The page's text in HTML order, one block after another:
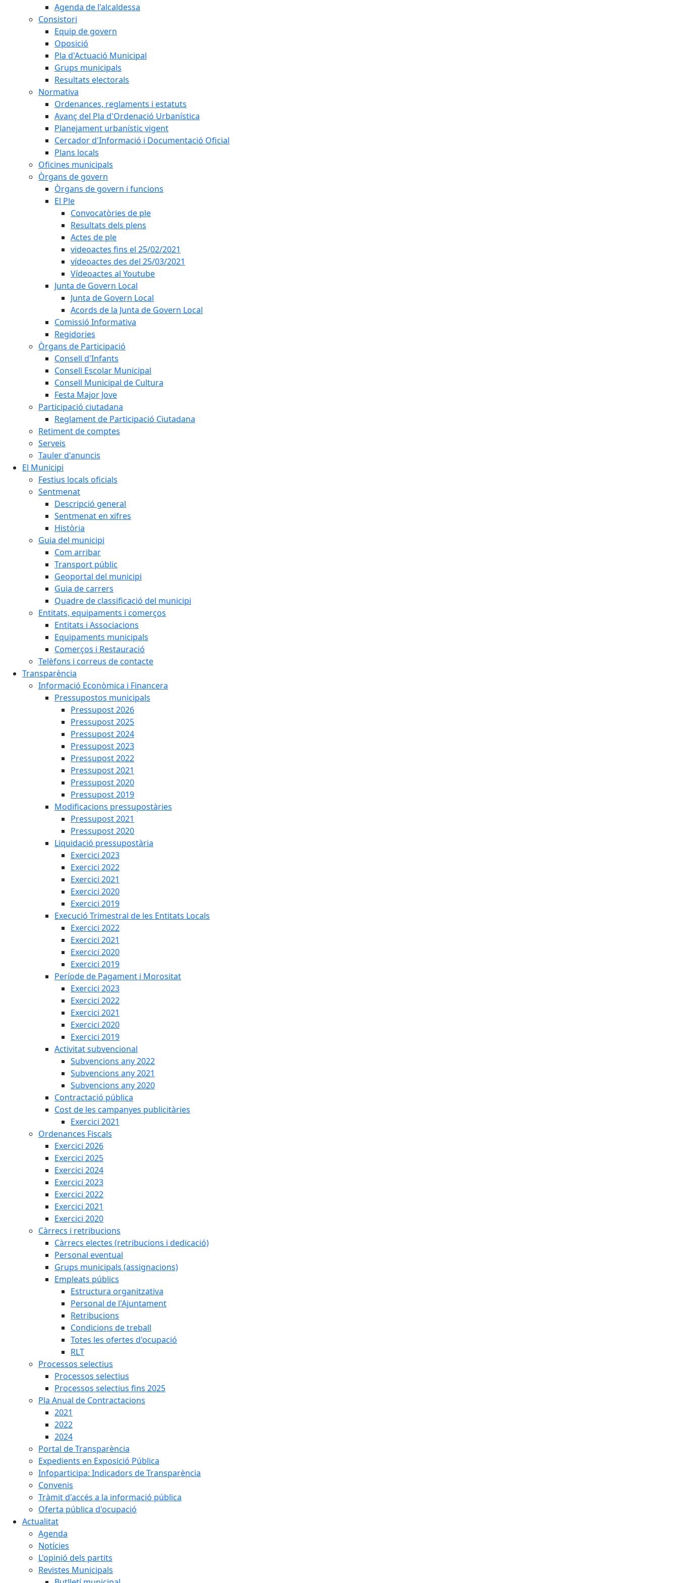
Agenda de l'alcaldessa
Consistori
Equip de govern
Oposició
Pla d'Actuació Municipal
Grups municipals
Resultats electorals
Normativa
Ordenances, reglaments i estatuts
Avanç del Pla d'Ordenació Urbanística
Planejament urbanístic vigent
Cercador d'Informació i Documentació Oficial
Plans locals
Oficines municipals
Òrgans de govern
Òrgans de govern i funcions
El Ple
Convocatòries de ple
Resultats dels plens
Actes de ple
videoactes fins el 25/02/2021
vídeoactes des del 25/03/2021
Vídeoactes al Youtube
Junta de Govern Local
Junta de Govern Local
Acords de la Junta de Govern Local
Comissió Informativa
Regidories
Òrgans de Participació
Consell d'Infants
Consell Escolar Municipal
Consell Municipal de Cultura
Festa Major Jove
Participació ciutadana
Reglament de Participació Ciutadana
Retiment de comptes
Serveis
Tauler d'anuncis
El Municipi
Festius locals oficials
Sentmenat
Descripció general
Sentmenat en xifres
Història
Guia del municipi
Com arribar
Transport públic
Geoportal del municipi
Guia de carrers
Quadre de classificació del municipi
Entitats, equipaments i comerços
Entitats i Associacions
Equipaments municipals
Comerços i Restauració
Telèfons i correus de contacte
Transparència
Informació Econòmica i Financera
Pressupostos municipals
Pressupost 2026
Pressupost 2025
Pressupost 2024
Pressupost 2023
Pressupost 2022
Pressupost 2021
Pressupost 2020
Pressupost 2019
Modificacions pressupostàries
Pressupost 2021
Pressupost 2020
Liquidació pressupostària
Exercici 2023
Exercici 2022
Exercici 2021
Exercici 2020
Exercici 2019
Execució Trimestral de les Entitats Locals
Exercici 2022
Exercici 2021
Exercici 2020
Exercici 2019
Període de Pagament i Morositat
Exercici 2023
Exercici 2022
Exercici 2021
Exercici 2020
Exercici 2019
Activitat subvencional
Subvencions any 2022
Subvencions any 2021
Subvencions any 2020
Contractació pública
Cost de les campanyes publicitàries
Exercici 2021
Ordenances Fiscals
Exercici 2026
Exercici 2025
Exercici 2024
Exercici 2023
Exercici 2022
Exercici 2021
Exercici 2020
Càrrecs i retribucions
Càrrecs electes (retribucions i dedicació)
Personal eventual
Grups municipals (assignacions)
Empleats públics
Estructura organitzativa
Personal de l'Ajuntament
Retribucions
Condicions de treball
Totes les ofertes d'ocupació
RLT
Processos selectius
Processos selectius
Processos selectius fins 2025
Pla Anual de Contractacions
2021
2022
2024
Portal de Transparència
Expedients en Exposició Pública
Infoparticipa: Indicadors de Transparència
Convenis
Tràmit d'accés a la informació pública
Oferta pública d'ocupació
Actualitat
Agenda
Notícies
L'opinió dels partits
Revistes Municipals